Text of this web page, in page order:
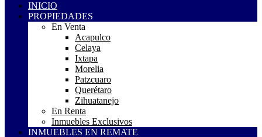
INICIO
PROPIEDADES
En Venta
Acapulco
Celaya
Ixtapa
Morelia
Patzcuaro
Querétaro
Zihuatanejo
En Renta
Inmuebles Exclusivos
INMUEBLES EN REMATE